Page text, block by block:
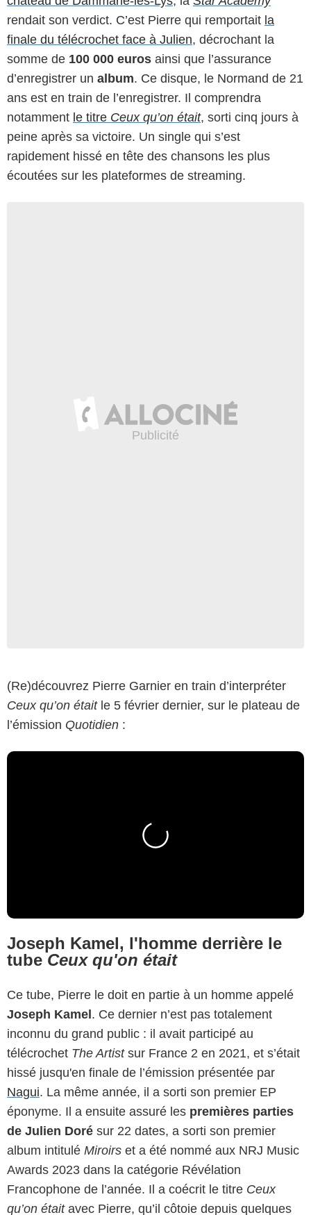
rendait son verdict. C’est Pierre qui remportait la
finale du télécrochet face à Julien, décrochant la
somme de 100 000 euros ainsi que l’assurance
d’enregistrer un album. Ce disque, le Normand de 21
ans est en train de l’enregistrer. Il comprendra
notamment le titre Ceux qu’on était, sorti cinq jours à
peine après sa victoire. Un single qui s’est
rapidement hissé en tête des chansons les plus
écoutées sur les plateformes de streaming.
(Re)découvrez Pierre Garnier en train d’interpréter
Ceux qu’on étaitle 5 février dernier, sur le plateau de
l’émission Quotidien :
Joseph Kamel, l'homme derrière le
tube Ceux qu'on était
Ce tube, Pierre le doit en partie à un homme appelé
Joseph Kamel . Ce dernier n’est pas totalement
inconnu du grand public : il avait participé au
télécrochet The Artistsur France 2 en 2021, et s’était
hissé jusqu'en finale de l’émission présentée par
Nagui. La même année, il a sorti son premier EP
éponyme. Il a ensuite assuré les premières parties
de Julien Doré sur 22 dates, a sorti son premier
album intitulé Miroirs et a été nommé aux NRJ Music
Awards 2023 dans la catégorie Révélation
Francophone de l’année. Il a coécrit le titre Ceux
qu’on était avec Pierre, qu’il côtoie depuis quelques